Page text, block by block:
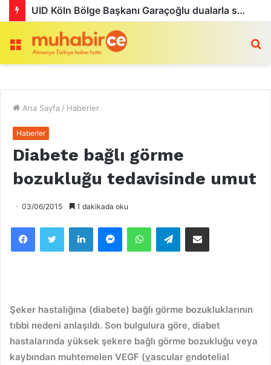
Menü
Ana Sayfa / Haberler
Haberler
Diabete bağlı görme
bozukluğu tedavisinde umut
03/06/2015 1 dakikada oku
Telegram
Şeker hastalığına (diabete) bağlı görme bozukluklarının
tıbbi nedeni anlaşıldı. Son bulgulura göre, diabet
hastalarında yüksek şekere bağlı görme bozukluğu veya
kaybından muhtemelen VEGF (vascular endotelial